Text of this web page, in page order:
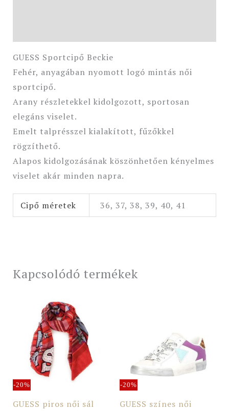
GUESS Sportcipő Beckie
Fehér, anyagában nyomott logó mintás női
sportcipő.
Arany részletekkel kidolgozott, sportosan
elegáns viselet.
Emelt talprésszel kialakított, fűzőkkel
rögzíthető.
Alapos kidolgozásának köszönhetően kényelmes
viselet akár minden napra.
Cipő méretek 36, 37, 38, 39, 40, 41
Kapcsolódó termékek
-20%
GUESS piros női sál
price
was:
16
990 Ft.
590 Ft.
-20%
GUESS színes női
990 Ft.